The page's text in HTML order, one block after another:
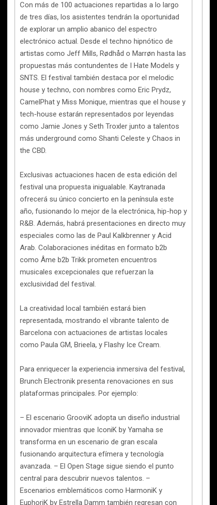
Con más de 100 actuaciones repartidas a lo largo
de tres días, los asistentes tendrán la oportunidad
de explorar un amplio abanico del espectro
electrónico actual. Desde el techno hipnótico de
artistas como Jeff Mills, Rødhåd o Marrøn hasta las
propuestas más contundentes de I Hate Models y
SNTS. El festival también destaca por el melodic
house y techno, con nombres como Eric Prydz,
CamelPhat y Miss Monique, mientras que el house y
tech-house estarán representados por leyendas
como Jamie Jones y Seth Troxler junto a talentos
más underground como Shanti Celeste y Chaos in
the CBD.
Exclusivas actuaciones hacen de esta edición del
festival una propuesta inigualable. Kaytranada
ofrecerá su único concierto en la península este
año, fusionando lo mejor de la electrónica, hip-hop y
R&B. Además, habrá presentaciones en directo muy
especiales como las de Paul Kalkbrenner y Acid
Arab. Colaboraciones inéditas en formato b2b
como Âme b2b Trikk prometen encuentros
musicales excepcionales que refuerzan la
exclusividad del festival.
La creatividad local también estará bien
representada, mostrando el vibrante talento de
Barcelona con actuaciones de artistas locales
como Paula GM, Brieela, y Flashy Ice Cream.
Para enriquecer la experiencia inmersiva del festival,
Brunch Electronik presenta renovaciones en sus
plataformas principales. Por ejemplo:
– El escenario GrooviK adopta un diseño industrial
innovador mientras que IconiK by Yamaha se
transforma en un escenario de gran escala
fusionando arquitectura efímera y tecnología
avanzada. – El Open Stage sigue siendo el punto
central para descubrir nuevos talentos. –
Escenarios emblemáticos como HarmoniK y
EuphoriK by Estrella Damm también regresan con